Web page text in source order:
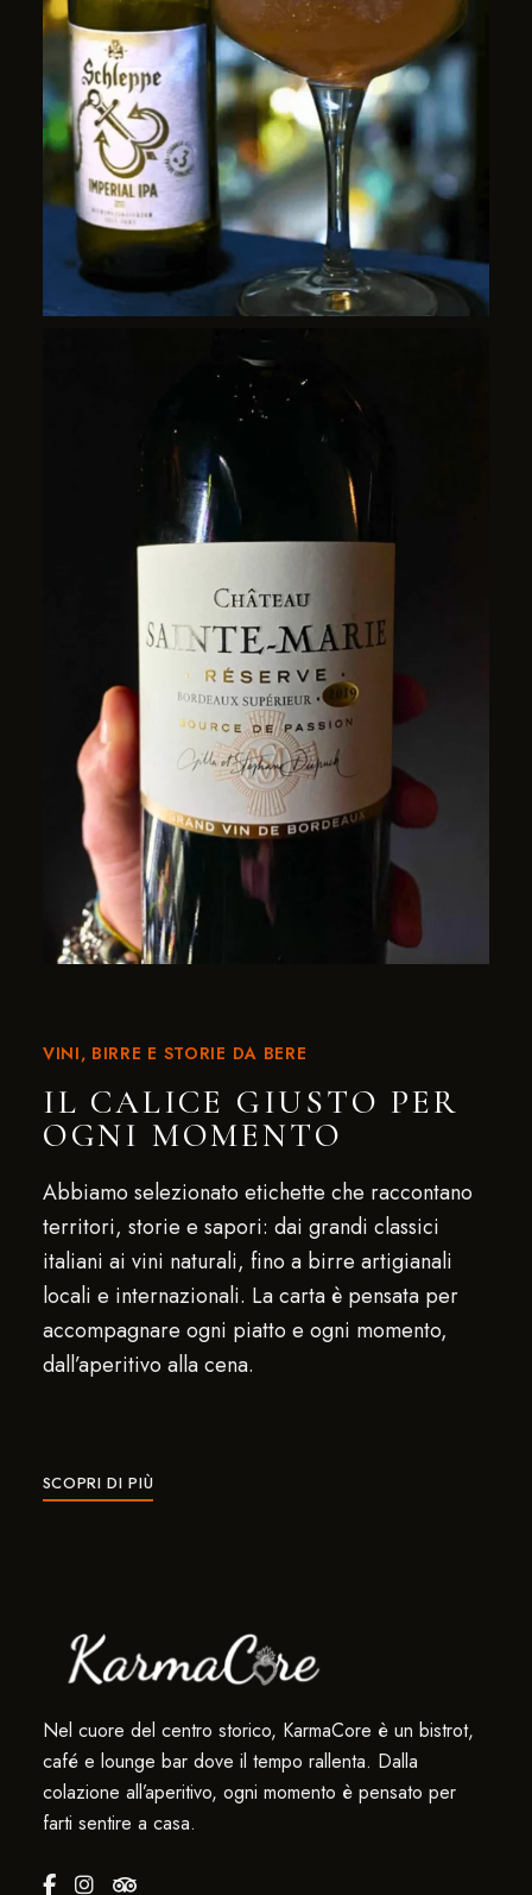
VINI, BIRRE E STORIE DA BERE
IL CALICE GIUSTO PER
OGNI MOMENTO
Abbiamo selezionato etichette che raccontano
territori, storie e sapori: dai grandi classici
italiani ai vini naturali, fino a birre artigianali
locali e internazionali. La carta è pensata per
accompagnare ogni piatto e ogni momento,
dall’aperitivo alla cena.
SCOPRI DI PIÙ
Nel cuore del centro storico, KarmaCore è un bistrot,
café e lounge bar dove il tempo rallenta. Dalla
colazione all’aperitivo, ogni momento è pensato per
farti sentire a casa.